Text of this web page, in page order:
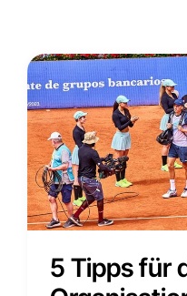
5 Tipps für